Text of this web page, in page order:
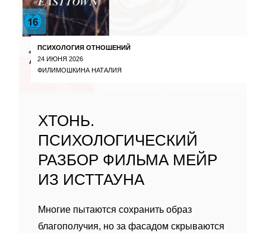
ПСИХОЛОГИЯ ОТНОШЕНИЙ
24 ИЮНЯ 2026
ФИЛИМОШКИНА НАТАЛИЯ
ХТОНЬ.
ПСИХОЛОГИЧЕСКИЙ
РАЗБОР ФИЛЬМА МЕЙР
ИЗ ИСТТАУНА
Многие пытаются сохранить образ
благополучия, но за фасадом скрываются